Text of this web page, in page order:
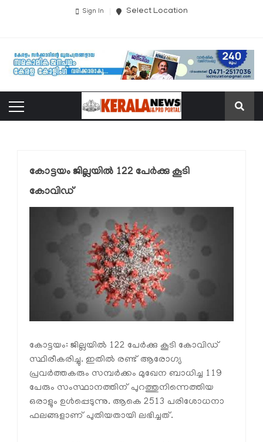
Sign In Select Location
കോട്ടയം ജില്ലയില്‍ 122 പേര്‍ക്കു കൂടി
കോവിഡ്
കോട്ടയം: ജില്ലയില്‍ 122 പേര്‍ക്കു കൂടി കോവിഡ്
സ്ഥിരീകരിച്ചു. ഇതില്‍ രണ്ട് ആരോഗ്യ
പ്രവര്‍ത്തകരും സമ്പര്‍ക്കം മുഖേന ബാധിച്ച 119
പേരും സംസ്ഥാനത്തിന് പുറത്തുനിന്നെത്തിയ
ഒരാളും ഉള്‍പ്പെടുന്നു. ആകെ 2513 പരിശോധനാ
ഫലങ്ങളാണ് പുതിയതായി ലഭിച്ചത്.